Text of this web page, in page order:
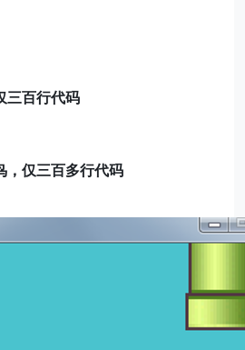
三百行代码
，仅三百多行代码